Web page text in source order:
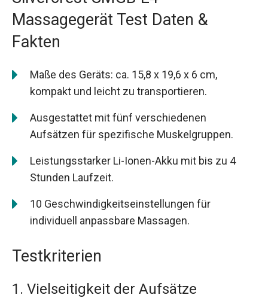
Massagegerät Test Daten &
Fakten
Maße des Geräts: ca. 15,8 x 19,6 x 6 cm,
kompakt und leicht zu transportieren.
Ausgestattet mit fünf verschiedenen
Aufsätzen für spezifische Muskelgruppen.
Leistungsstarker Li-Ionen-Akku mit bis zu 4
Stunden Laufzeit.
10 Geschwindigkeitseinstellungen für
individuell anpassbare Massagen.
Testkriterien
1. Vielseitigkeit der Aufsätze